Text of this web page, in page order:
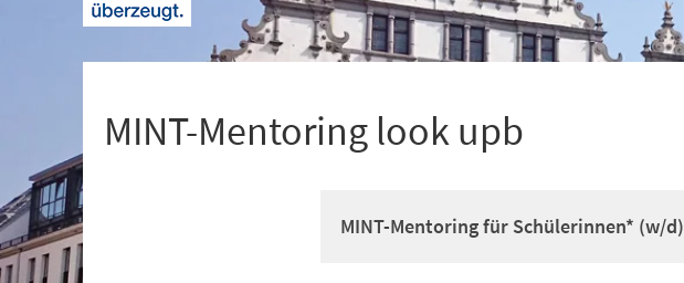
MINT-Mentoring look upb
MINT-Mentoring für Schülerinnen* (w/